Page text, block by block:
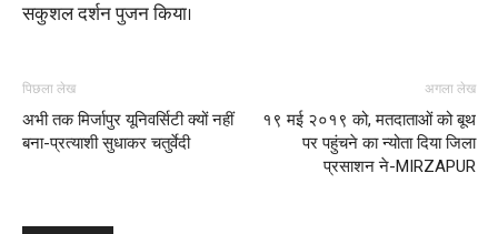
सकुशल दर्शन पुजन किया।
पिछला लेख
अभी तक मिर्जापुर यूनिवर्सिटी क्यों नहीं
बना-प्रत्याशी सुधाकर चतुर्वेदी
अगला लेख
१९ मई २०१९ को, मतदाताओं को बूथ
पर पहुंचने का न्योता दिया जिला
प्रसाशन ने-MIRZAPUR